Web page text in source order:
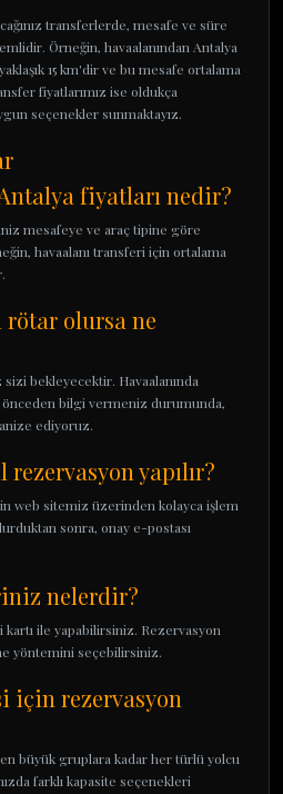
transferlerde, mesafe ve süre
Örneğin, havaalanından Antalya
15 km'dir ve bu mesafe ortalama
fiyatlarımız ise oldukça
seçenekler sunmaktayız.
fiyatları nedir?
mesafeye ve araç tipine göre
havaalanı transferi için ortalama
rötar olursa ne
bekleyecektir. Havaalanında
bilgi vermeniz durumunda,
ediyoruz.
yapılır?
web sitemiz üzerinden kolayca işlem
sonra, onay e-postası
nelerdir?
ile yapabilirsiniz. Rezervasyon
yöntemini seçebilirsiniz.
için rezervasyon
büyük gruplara kadar her türlü yolcu
farklı kapasite seçenekleri